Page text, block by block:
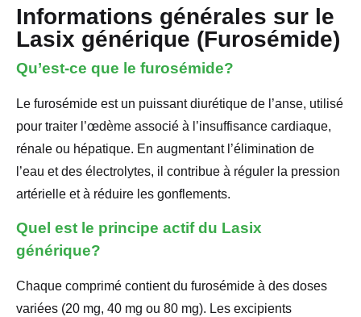
Informations générales sur le
Lasix générique (Furosémide)
Qu’est-ce que le furosémide?
Le furosémide est un puissant diurétique de l’anse, utilisé
pour traiter l’œdème associé à l’insuffisance cardiaque,
rénale ou hépatique. En augmentant l’élimination de
l’eau et des électrolytes, il contribue à réguler la pression
artérielle et à réduire les gonflements.
Quel est le principe actif du Lasix
générique?
Chaque comprimé contient du furosémide à des doses
variées (20 mg, 40 mg ou 80 mg). Les excipients